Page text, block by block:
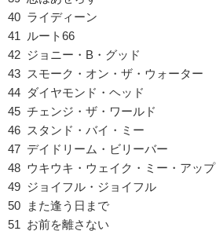
40 ライディーン
41 ルート66
42 ジョニー・B・グッド
43 スモーク・オン・ザ・ウォーター
44 ダイヤモンド・ヘッド
45 チェンジ・ザ・ワールド
46 スタンド・バイ・ミー
47 デイドリーム・ビリーバー
48 ウキウキ・ウェイク・ミー・アップ
49 ジョイフル・ジョイフル
50 また逢う日まで
51 お前を離さない